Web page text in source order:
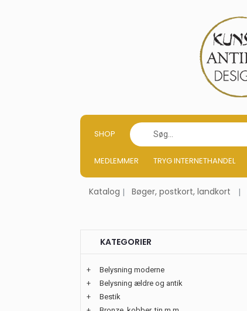
SHOP
MEDLEMMER TRYG INTERNETHANDEL
Katalog Bøger, postkort, landkort
KATEGORIER
+
Belysning moderne
+
Belysning ældre og antik
+
Bestik